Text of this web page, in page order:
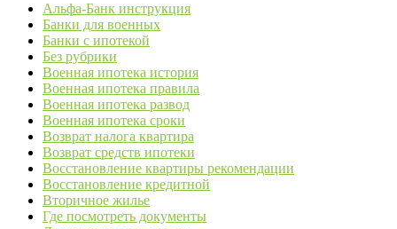
Альфа-Банк инструкция
Банки для военных
Банки с ипотекой
Без рубрики
Военная ипотека история
Военная ипотека правила
Военная ипотека развод
Военная ипотека сроки
Возврат налога квартира
Возврат средств ипотеки
Восстановление квартиры рекомендации
Восстановление кредитной
Вторичное жилье
Где посмотреть документы